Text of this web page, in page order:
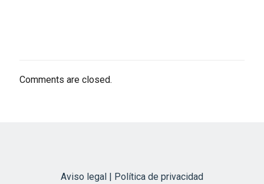
Comments are closed.
Aviso legal | Política de privacidad